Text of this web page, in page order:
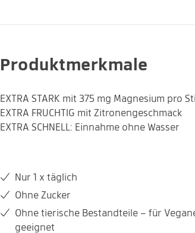
Produktmerkmale
EXTRA STARK mit 375 mg Magnesium pro
EXTRA FRUCHTIG mit Zitronengeschmack
EXTRA SCHNELL: Einnahme ohne Wasser
Nur 1 x täglich
Ohne Zucker
Ohne tierische Bestandteile – für
geeignet